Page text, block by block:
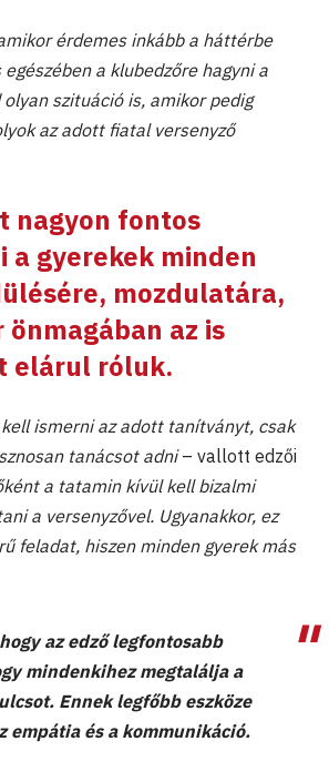
érdemes inkább a háttérbe
a klubedzőre hagyni a
szituáció is, amikor pedig
az adott fiatal versenyző
nagyon fontos
a gyerekek minden
mozdulatára,
önmagában az is
elárul róluk.
kell ismerni az adott tanítványt, csak
tanácsot adni– vallott edzői
a tatamin kívül kell bizalmi
a versenyzővel. Ugyanakkor, ez
feladat, hiszen minden gyerek más
az edző legfontosabb
mindenkihez megtalálja a
Ennek legfőbb eszköze
empátia és a kommunikáció.